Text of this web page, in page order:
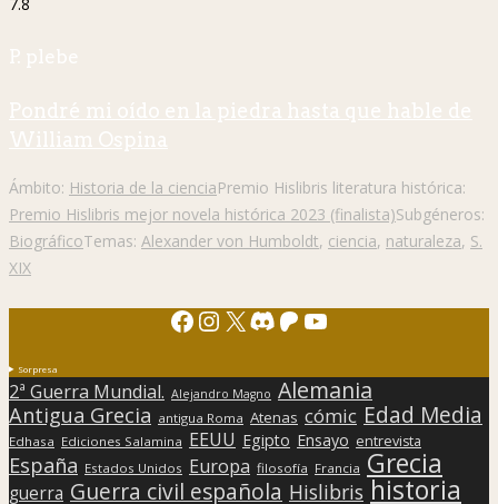
Premio Hislibris mejor novela histórica 2023 (finalista)
XIX
Sorpresa
2ª Guerra Mundial. Alejandro Magno Alemania
Antigua Grecia
España Estados Unidos Europa filosofía Francia Grecia
Historia de España
Japón libros literatura nazismo novela
Novela histórica Premios presentación
Primera Guerra Mundial Roma Rusia
Segunda Guerra Mundial